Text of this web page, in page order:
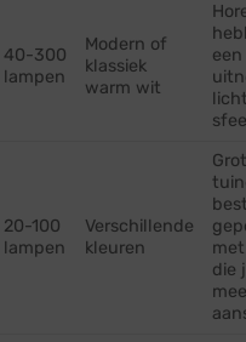
40-300
lampen
Modern of
klassiek
warm wit
20-100
lampen
Verschillende
kleuren
die